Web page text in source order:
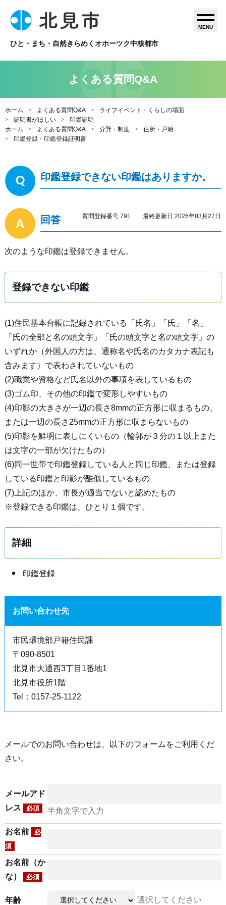
ひと・まち・自然きらめくオホーツク中核都市
MENU
よくある質問Q&A
ホーム よくある質問Q&A
ライフイベント・くらしの場面
証明書がほしい
印鑑証明
ホーム
よくある質問Q&A 分野・制度
住所・戸籍
印鑑登録・印鑑登録証明書
印鑑登録できない印鑑はありますか。
回答 質問登録番号 791 最終更新日 2026年03月27日
次のような印鑑は登録できません。
登録できない印鑑
(1)住民基本台帳に記録されている「氏名」「氏」「名」
「氏の全部と名の頭文字」「氏の頭文字と名の頭文字」の
いずれか（外国人の方は、通称名や氏名のカタカナ表記も
含みます）で表わされていないもの
(2)職業や資格など氏名以外の事項を表しているもの
(3)ゴム印、その他の印鑑で変形しやすいもの
(4)印影の大きさが一辺の長さ8mmの正方形に収まるもの、
または一辺の長さ25mmの正方形に収まらないもの
(5)印影を鮮明に表しにくいもの（輪郭が３分の１以上また
は文字の一部が欠けたもの）
(6)同一世帯で印鑑登録している人と同じ印鑑、または登録
している印鑑と印影が酷似しているもの
(7)上記のほか、市長が適当でないと認めたもの
※登録できる印鑑は、ひとり１個です。
詳細
印鑑登録
お問い合わせ先
市民環境部戸籍住民課
〒090-8501
北見市大通西3丁目1番地1
北見市役所1階
Tel：0157-25-1122
メールでのお問い合わせは、以下のフォームをご利用くだ
さい。
メールアド
レス
必須 半角文字で入力
お名前
必
須
お名前（か
な）
必須
年齢 選択してください